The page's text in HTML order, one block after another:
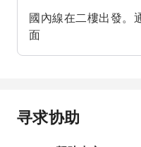
國內線在二樓出發。
面
寻求协助